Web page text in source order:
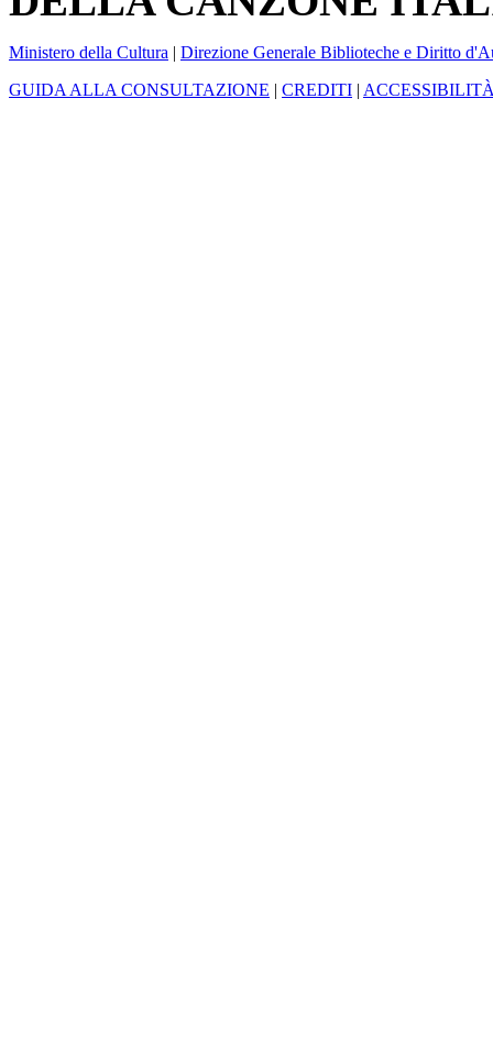
Ministero della Cultura | Direzione Generale Biblioteche e Diritto
GUIDA ALLA CONSULTAZIONE | CREDITI |